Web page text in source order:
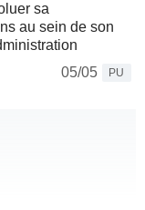
sa
au sein de son
05/05
PU